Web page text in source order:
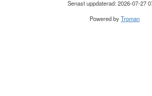
Senast uppdaterad: 2026-07-27
Powered byTroman